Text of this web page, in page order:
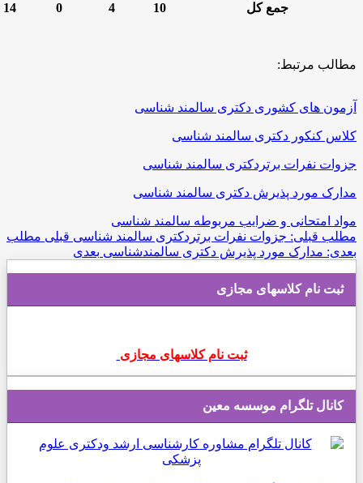
جمع کل
مرتبط:
های کشوری دکتری سالمند شناسی
کنکور دکتری سالمند شناسی
نفرات برتردکتری سالمند شناسی
مورد پذیرش دکتری سالمند شناسی
امتحانی و ضرایب مربوطه سالمند شناسی
قبلی: جزوات نفرات برتردکتری سالمند شناسیقبلی مطلب
مدارک مورد پذیرش دکتری سالمندشناسیبعدی
ثبت نام کلاسهای مجازی
ثبت نام کلاسهای مجازی
کانال تلگرام موسسه معین